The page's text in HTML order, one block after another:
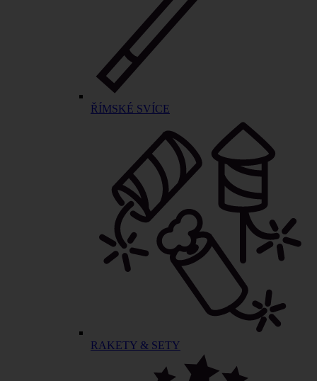
ŘÍMSKÉ SVÍCE
RAKETY & SETY